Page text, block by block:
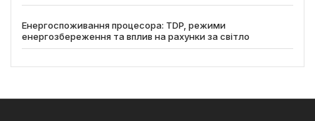
Енергоспоживання процесора: TDP, режими
енергозбереження та вплив на рахунки за світло